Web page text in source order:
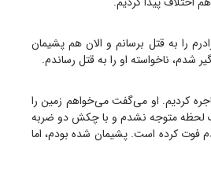
را به قتل برسانم و الان هم پشیمان
ناخواسته او را به قتل رساندم.
کردیم. او می‌گفت می‌خواهم زمین را
لحظه متوجه نشدم و با چکش دو ضربه
فوت کرده است. پشیمان شده بودم، اما